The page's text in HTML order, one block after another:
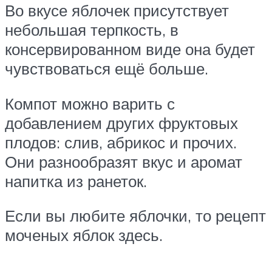
Во вкусе яблочек присутствует
небольшая терпкость, в
консервированном виде она будет
чувствоваться ещё больше.
Компот можно варить с
добавлением других фруктовых
плодов: слив, абрикос и прочих.
Они разнообразят вкус и аромат
напитка из ранеток.
Если вы любите яблочки, то рецепт
моченых яблок здесь.